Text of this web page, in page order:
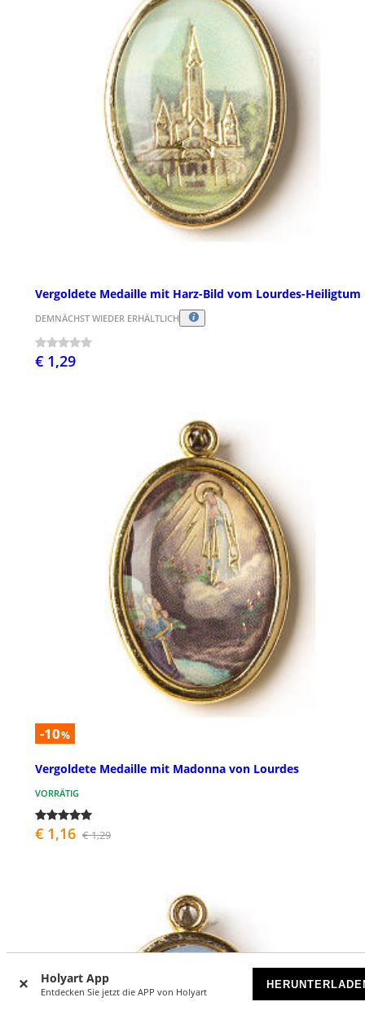
Holyart App
Entdecken Sie jetzt die APP von Holyart
Vergoldete Medaille mit Harz-Bild vom Lourdes-Heiligtum
DEMNÄCHST WIEDER ERHÄLTLICH
€ 1,29
-10%
Vergoldete Medaille mit Madonna von Lourdes
VORRÄTIG
€ 1,16 € 1,29